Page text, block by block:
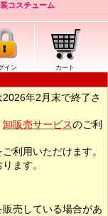
コスチューム
イン カート
年2月末で終了さ
卸販売サービスのご利
ご利用いただけます。
ます。
売している場合があ